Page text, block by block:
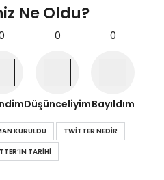
Ne Oldu?
0
Düşünceliyim
0
Bayıldım
KURULDU
TWITTER NEDIR
TARIHI